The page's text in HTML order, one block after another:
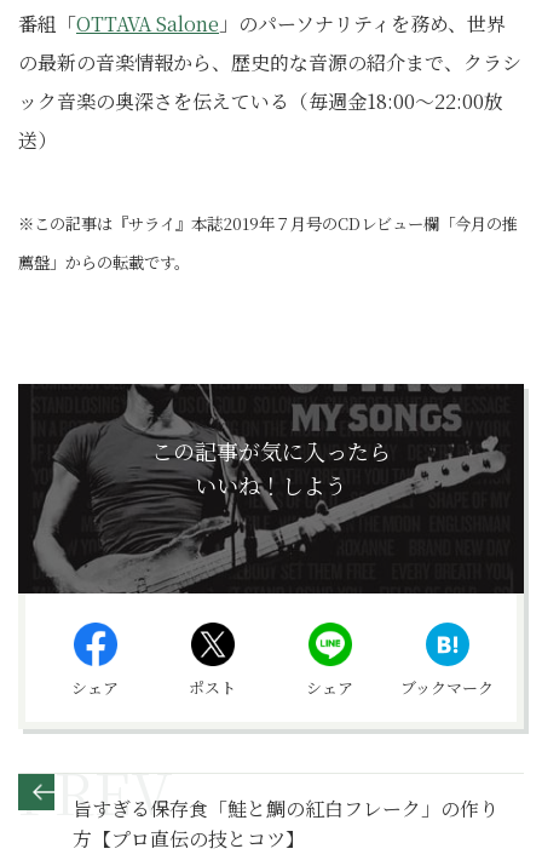
番組「OTTAVA Salone 」のパーソナリティを務め、世界
の最新の音楽情報から、歴史的な音源の紹介まで、クラシ
ック音楽の奥深さを伝えている（毎週金18:00～22:00放
送）
※この記事は『サライ』本誌2019年７月号のCDレビュー欄「今月の推
薦盤」からの転載です。
この記事が気に入ったら
いいね！しよう
シェア ポスト シェア ブックマーク
旨すぎる保存食「鮭と鯛の紅白フレーク」の作り
方【プロ直伝の技とコツ】